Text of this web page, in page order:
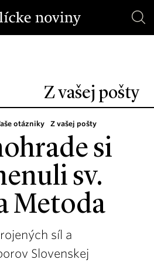
Z vašej pošty
otázniky Z vašej pošty
si
sv.
Metoda
síl a
Slovenskej